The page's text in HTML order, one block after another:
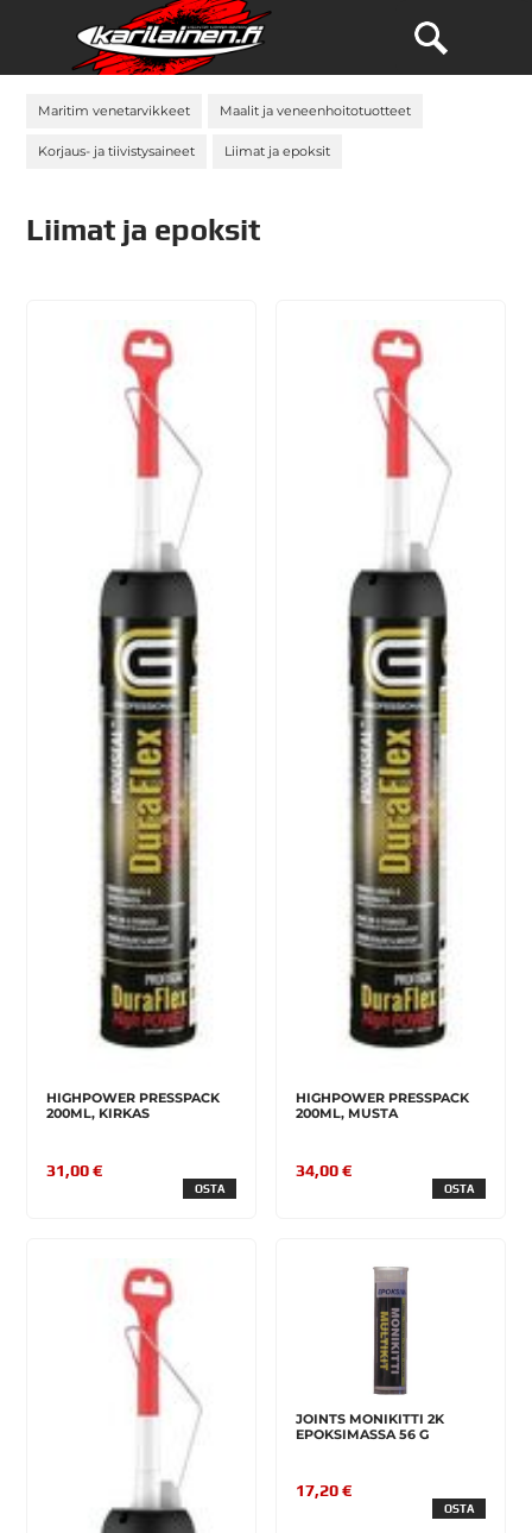
Maritim venetarvikkeet Maalit ja veneenhoitotuotteet
Korjaus- ja tiivistysaineet Liimat ja epoksit
Liimat ja epoksit
HIGHPOWER PRESSPACK
200ML, KIRKAS
31,00 €
OSTA
HIGHPOWER PRESSPACK
200ML, MUSTA
34,00 €
OSTA
JOINTS MONIKITTI 2K
EPOKSIMASSA 56 G
17,20 €
OSTA